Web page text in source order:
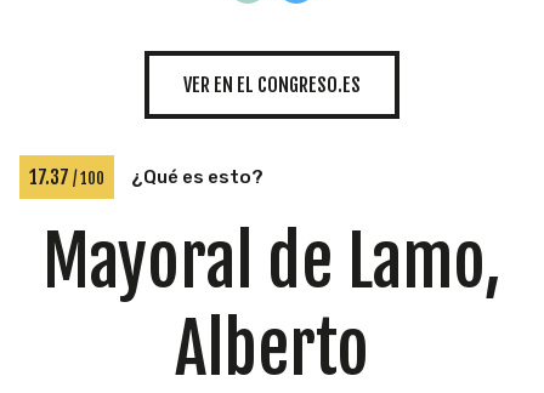
TEMÁTICAS
VER EN EL CONGRESO.ES
17.37 / 100 ¿Qué es esto?
Mayoral de Lamo,
Alberto